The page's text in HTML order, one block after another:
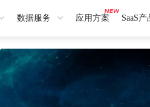
数据服务 应用方案 SaaS